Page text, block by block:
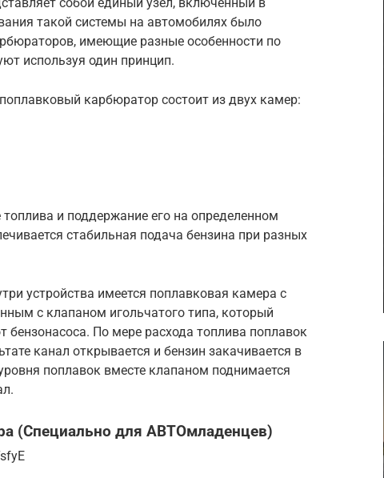
такой системы на автомобилях было
имеющие разные особенности по
используя один принцип.
карбюратор состоит из двух камер:
и поддержание его на определенном
стабильная подача бензина при разных
устройства имеется поплавковая камера с
с клапаном игольчатого типа, который
бензонасоса. По мере расхода топлива поплавок
канал открывается и бензин закачивается в
поплавок вместе клапаном поднимается
(Специально для АВТОмладенцев)